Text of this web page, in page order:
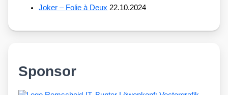
Joker – Folie à Deux 22.10.2024
Sponsor